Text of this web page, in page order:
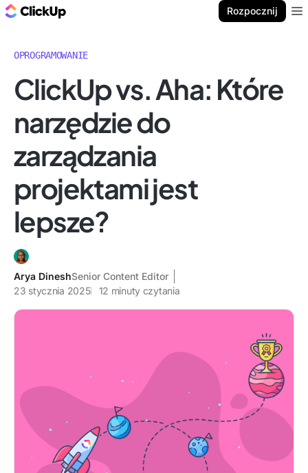
Rozpocznij
OPROGRAMOWANIE
ClickUp vs. Aha: Które
narzędzie do
zarządzania
projektami jest
lepsze?
Arya DineshSenior Content Editor
23 stycznia 2025
12 minuty czytania